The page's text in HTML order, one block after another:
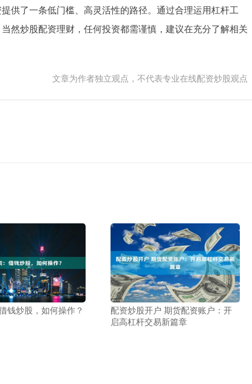
供了一条低门槛、高灵活性的路径。通过合理运用杠杆工
然炒股配资理财，任何投资都需谨慎，建议在充分了解相关
文章为作者独立观点，不代表专业在线配资炒股观点
钱炒股，如何操作？
配资炒股开户 期货配资账户：开
启高杠杆交易新篇章